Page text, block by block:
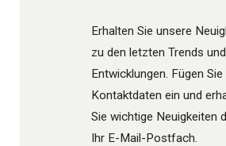
Erhalten Sie unsere
zu den letzten Trends und
Entwicklungen. Fügen Sie
Kontaktdaten ein und
Sie wichtige Neuigkeiten
Ihr E-Mail-Postfach.